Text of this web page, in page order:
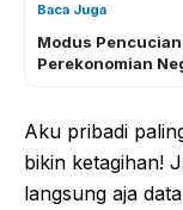
Baca Juga
Modus
Perekonomian
Aku pribadi
bikin ketagihan!
langsung aja